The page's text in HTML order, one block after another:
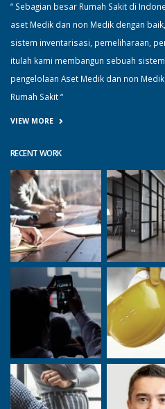
“ Sebagian besar Rumah Sakit di
aset Medik dan non Medik dengan
sistem inventarisasi, pemeliharaan,
itulah kami membangun sebuah
pengelolaan Aset Medik dan non
Rumah Sakit “
VIEW MORE
RECENT WORK